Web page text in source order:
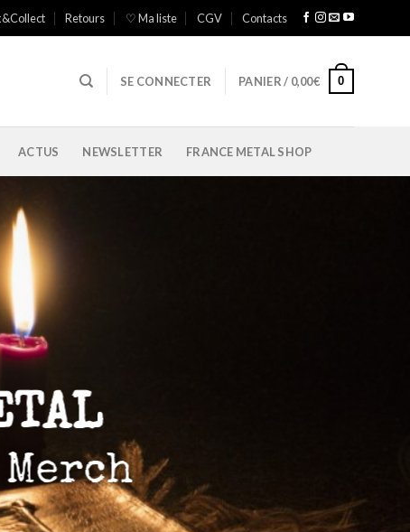
Retours ♡ Ma liste CGV Contacts
SE CONNECTER PANIER / 0,00€ 0
ACTUS NEWSLETTER FRANCE METAL SHOP